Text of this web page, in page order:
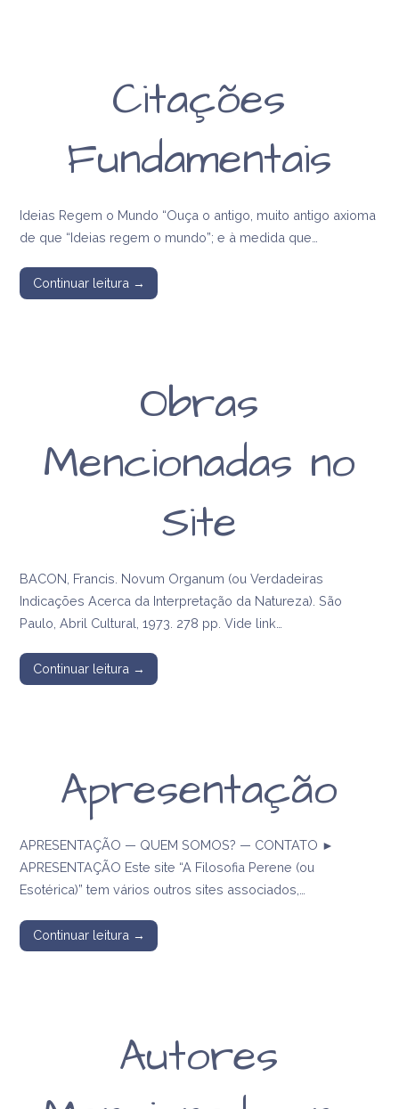
Citações
Fundamentais
Ideias Regem o Mundo “Ouça o antigo, muito antigo axioma
de que “Ideias regem o mundo”; e à medida que…
Continuar leitura →
Obras
Mencionadas no
Site
BACON, Francis. Novum Organum (ou Verdadeiras
Indicações Acerca da Interpretação da Natureza). São
Paulo, Abril Cultural, 1973. 278 pp. Vide link…
Continuar leitura →
Apresentação
APRESENTAÇÃO — QUEM SOMOS? — CONTATO ►
APRESENTAÇÃO Este site “A Filosofia Perene (ou
Esotérica)” tem vários outros sites associados,…
Continuar leitura →
Autores